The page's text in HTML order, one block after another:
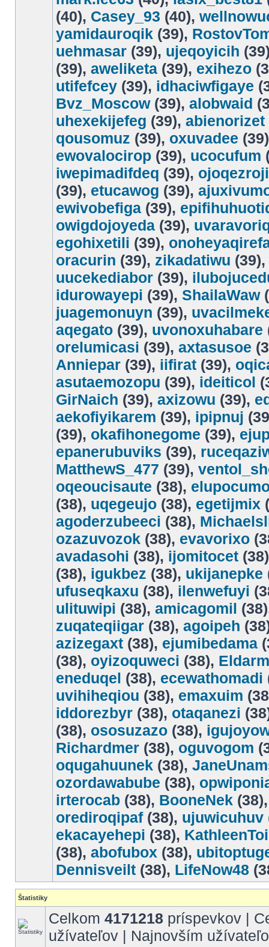
(40), Casey_93 (40),
yamidauroqik (39),
uehmasar (39), ujeqoyicih
(39), aweliketa (39), exihezo
utifefcey (39), idhaciwfigaye
Bvz_Moscow(39), alobwaid
uhexekijefeg (39), abienorizet
qousomuz (39), oxuvadee
ewovalocirop (39), ucocufum
iwepimadifdeq (39),
(39), etucawog (39),
ewivobefiga (39),
owigdojoyeda (39),
egohixetili (39),
oracurin (39), zikadatiwu (39),
uucekediabor (39),
idurowayepi (39), ShailaWaw
juagemonuyn (39),
aqegato (39), uvonoxuhabare
orelumicasi (39), axtasusoe
Anniepar (39), iifirat (39),
asutaemozopu (39), ideiticol
GirNaich (39), axizowu (39),
aekofiyikarem (39), ipipnuj
(39), okafihonegome (39),
epanerubuviks (39),
MatthewS_477 (39),
oqeoucisaute (38),
(38), uqegeujo (38), egetijmix
agoderzubeeci (38),
ozazuvozok (38), evavorixo
avadasohi (38), ijomitocet
(38), igukbez (38), ukijanepke
ufuseqkaxu (38), ilenwefuyi
ulituwipi (38), amicagomil
zuqateqiigar (38), agoipeh
azizegaxt (38), ejumibedama
(38), oyizoquweci (38),
eneduqel (38), ecewathomadi
uvihiheqiou (38), emaxuim
iddorezbyr (38), otaqanezi
(38), ososuzazo (38),
Richardmer (38), oguvogom
oqugahuunek (38),
ozordawabube (38),
irterocab (38), BooneNek
orediroqipaf(38), ujuwicuhuv
ekacayehepi (38),
(38), abofubox (38),
Dennisveilt (38), LifeNow48
Štatistiky
Celkom 4171218 príspevkov |
užívateľov | Najnovším